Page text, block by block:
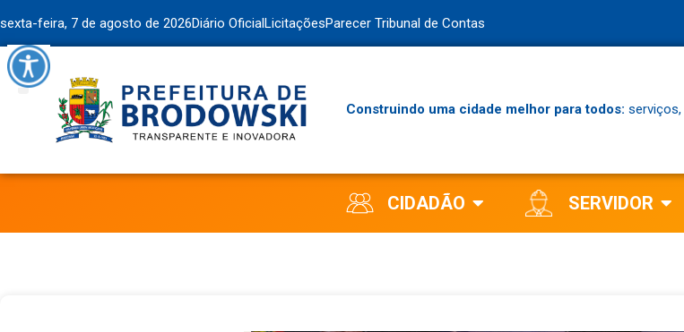
sexta-feira, 7 de agosto de 2026Diário OficialLicitaçõesParecer Tribunal de Contas
Construindo uma cidade melhor para todos:
CIDADÃO SERVIDOR